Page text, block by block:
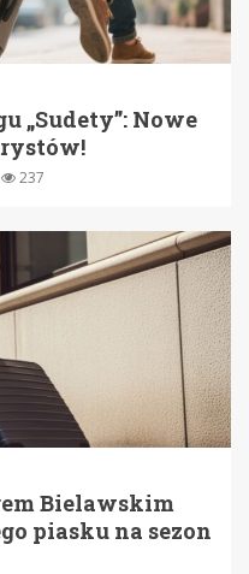
„Sudety”: Nowe
237
Bielawskim
piasku na sezon